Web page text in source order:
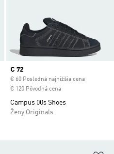
Current price
€ 72
€ 60 Posledná najnižšia cena
€ 120 Pôvodná cena
Campus 00s Shoes
Ženy Originals